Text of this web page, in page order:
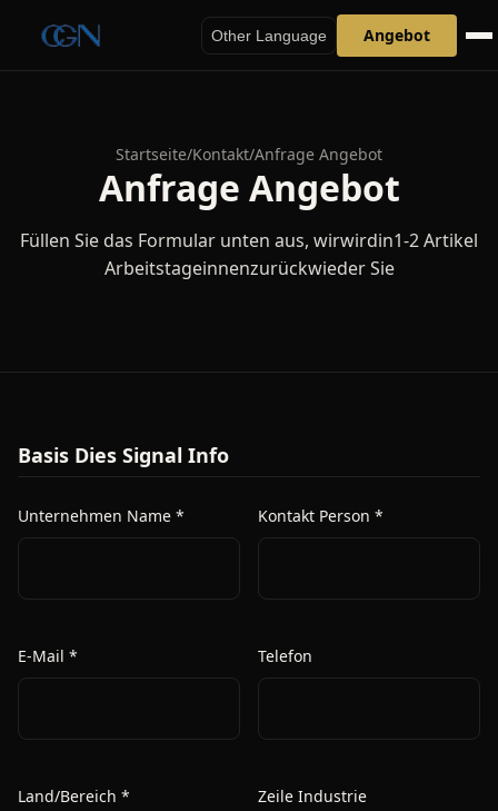
Other Language Angebot
Startseite/Kontakt/Anfrage Angebot
Anfrage Angebot
Füllen Sie das Formular unten aus, wirwirdin1-2 Artikel
Arbeitstageinnenzurückwieder Sie
Basis Dies Signal Info
Unternehmen Name * Kontakt Person *
E-Mail * Telefon
Land/Bereich * Zeile Industrie